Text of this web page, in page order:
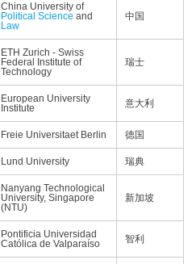
China University of
Political Science and
Law
中国
ETH Zurich - Swiss
Federal Institute of
Technology
瑞士
European University
Institute
意大利
Freie Universitaet Berlin 德国
Lund University 瑞典
Nanyang Technological
University, Singapore
(NTU)
新加坡
Pontificia Universidad
Católica de Valparaíso
智利